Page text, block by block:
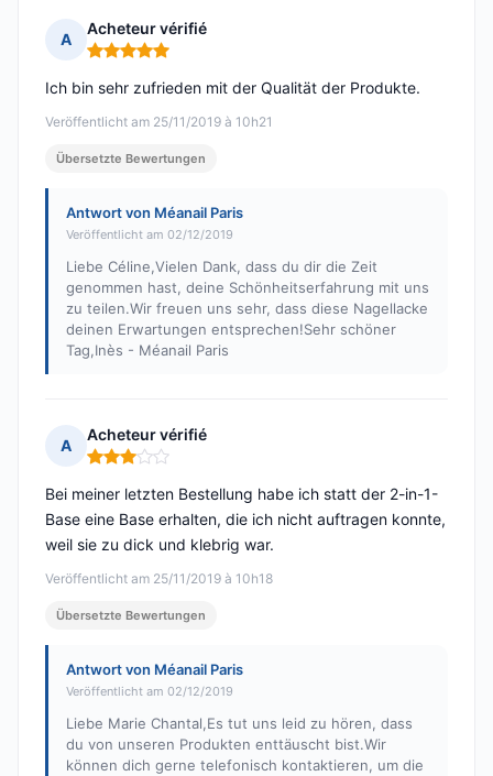
A
Acheteur vérifié
Hinweis: 5 von 5
Veröffentlicht am 25/11/2019 à 10h21
Ich bin sehr zufrieden mit der Qualität der Produkte.
Übersetzte Bewertungen
Antwort von Méanail Paris
Veröffentlicht am 02/12/2019
Liebe Céline,Vielen Dank, dass du dir die Zeit
genommen hast, deine Schönheitserfahrung mit uns
zu teilen.Wir freuen uns sehr, dass diese Nagellacke
deinen Erwartungen entsprechen!Sehr schöner
Tag,Inès - Méanail Paris
A
Acheteur vérifié
Hinweis: 3 von 5
Veröffentlicht am 25/11/2019 à 10h18
Bei meiner letzten Bestellung habe ich statt der 2-in-1-
Base eine Base erhalten, die ich nicht auftragen konnte,
weil sie zu dick und klebrig war.
Übersetzte Bewertungen
Antwort von Méanail Paris
Veröffentlicht am 02/12/2019
Liebe Marie Chantal,Es tut uns leid zu hören, dass
du von unseren Produkten enttäuscht bist.Wir
können dich gerne telefonisch kontaktieren, um die